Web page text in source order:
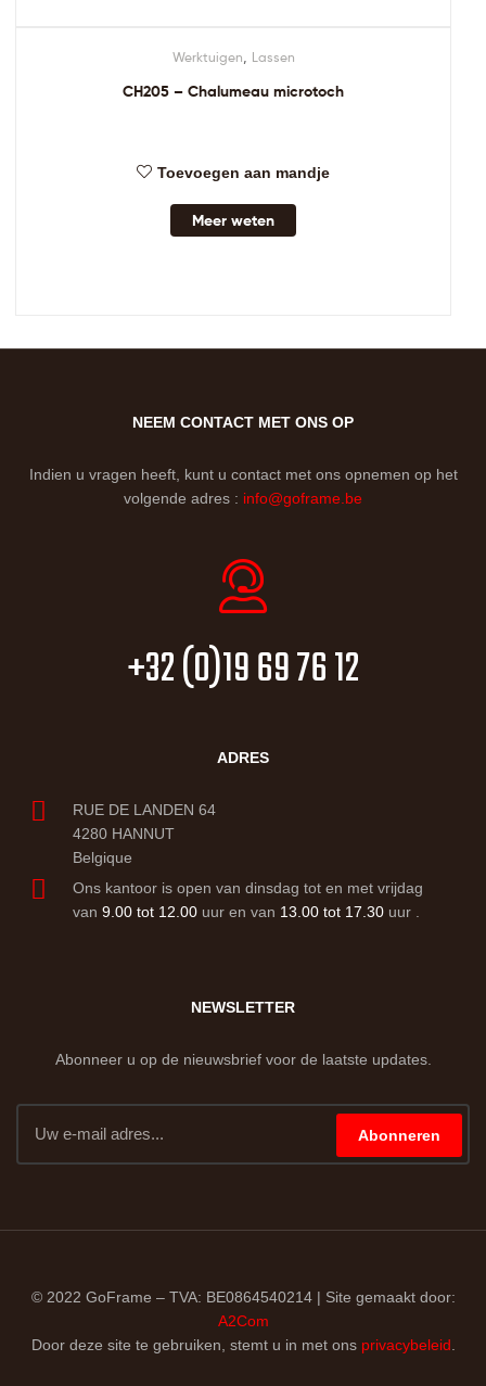
Werktuigen Lassen
CH205 – Chalumeau microtoch
Toevoegen aan mandje
Meer weten
NEEM CONTACT MET ONS OP
Indien u vragen heeft, kunt u contact met ons opnemen op het
volgende adres : info@goframe.be
+32 (0)19 69 76 12
ADRES
RUE DE LANDEN 64
4280 HANNUT
Belgique
Ons kantoor is open van dinsdag tot en met vrijdag
van 9.00 tot 12.00uur en van 13.00 tot 17.30uur .
NEWSLETTER
Abonneer u op de nieuwsbrief voor de laatste updates.
Abonneren
© 2022 GoFrame – TVA: BE0864540214 | Site gemaakt door:
A2Com
Door deze site te gebruiken, stemt u in met ons privacybeleid